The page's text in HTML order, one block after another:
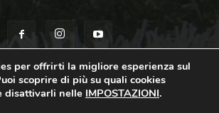
Contatti Cookie Policy Privacy Policy
per offrirti la migliore esperienza sul
scoprire di più su quali cookies
disattivarli nelle IMPOSTAZIONI.